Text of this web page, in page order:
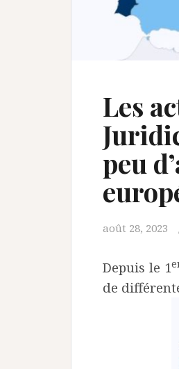
Les
peu
août 28, 2023
Depuis le 1
de